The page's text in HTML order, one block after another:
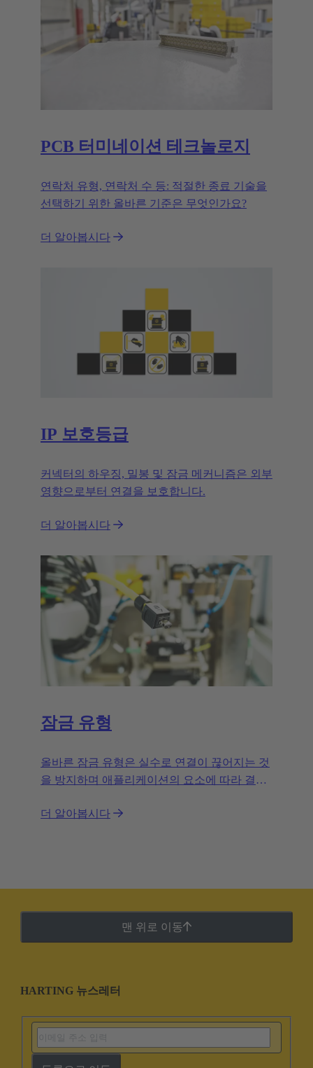
PCB 터미네이션 테크놀로지
연락처 유형, 연락처 수 등: 적절한 종료 기술을
선택하기 위한 올바른 기준은 무엇인가요?
더 알아봅시다
IP 보호등급
커넥터의 하우징, 밀봉 및 잠금 메커니즘은 외부
영향으로부터 연결을 보호합니다.
더 알아봅시다
잠금 유형
올바른 잠금 유형은 실수로 연결이 끊어지는 것
을 방지하며 애플리케이션의 요소에 따라 결정
더 알아봅시다
맨 위로 이동
HARTING 뉴스레터